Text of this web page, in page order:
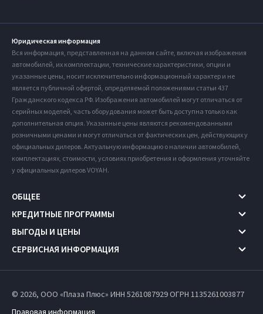
Юридическая информация
Вся информация, представленная на данном сайте, включая изображения
автомобилей, их комплектации, технические характеристики, опции и
указанные цены, носит исключительно информационный характер и не
является публичной офертой, определяемой положениями статьи 437
Гражданского кодекса РФ. Изображения автомобилей могут отличаться от
серийных моделей, часть оборудования может быть доступна только как
дополнительная опция. Указанные цены являются рекомендованными
розничными ценами и могут отличаться от фактических цен, действующих у
официальных дилеров. Актуальную информацию о наличии автомобилей,
комплектациях, стоимости, условиях приобретения и оформления уточняйте
у официальных дилеров VOYAH.
ОБЩЕЕ
КРЕДИТНЫЕ ПРОГРАММЫ
ВЫГОДЫ И ЦЕНЫ
СЕРВИСНАЯ ИНФОРМАЦИЯ
© 2026, ООО «Плаза Плюс» ИНН 5261087929ОГРН 1135261003877
Правовая информация